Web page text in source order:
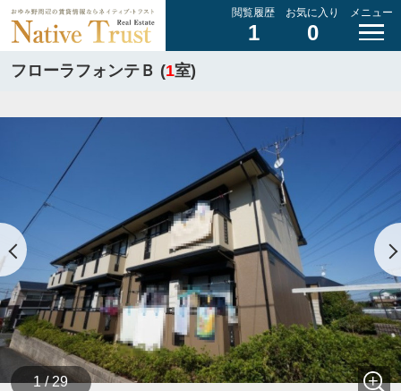
閲覧履歴
1
お気に入り
0
メニュー
フローラフォンテＢ (1室)
1 / 29